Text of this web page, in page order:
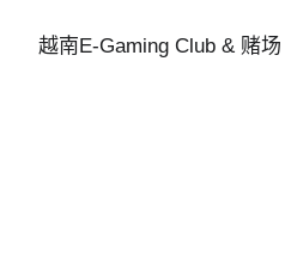
越南E-Gaming Club & 赌场